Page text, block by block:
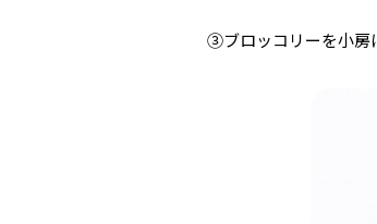
③ブロッコリーを小房